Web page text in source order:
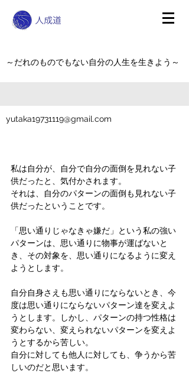
～だれのものでもない自分の人生を生きよう～
yutaka19731119@gmail.com
私は自分が、自分で自分の面倒を見れない子
供だったと、気付かされます。
それは、自分のパターンの面倒も見れない子
供だったということです。
「思い通りじゃなきゃ嫌だ」という私の強い
パターンは、思い通りに物事が運ばないと
き、その対象を、思い通りになるように変え
ようとします。
自分自身さえも思い通りにならないとき、今
度は思い通りにならないパターン達を変えよ
うとします。しかし、パターンの持つ性格は
変わらない、変えられないパターンを変えよ
うとするから苦しい。
自分に対しても他人に対しても、争うから苦
しいのだと思います。